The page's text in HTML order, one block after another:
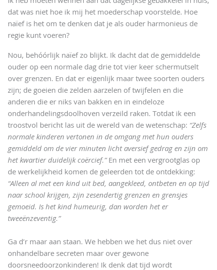
dat was niet hoe ik mij het moederschap voorstelde. Hoe
naïef is het om te denken dat je als ouder harmonieus de
regie kunt voeren?
Nou, behóórlijk naïef zo blijkt. Ik dacht dat de gemiddelde
ouder op een normale dag drie tot vier keer schermutselt
over grenzen. En dat er eigenlijk maar twee soorten ouders
zijn; de goeien die zelden aarzelen of twijfelen en die
anderen die er niks van bakken en in eindeloze
onderhandelingsdoolhoven verzeild raken. Totdat ik een
troostvol bericht las uit de wereld van de wetenschap: “Zelfs
normale kinderen vertonen in de omgang met hun ouders
gemiddeld om de vier minuten licht aversief gedrag en zijn om
het kwartier duidelijk coërcief.”En met een vergrootglas op
de werkelijkheid komen de geleerden tot de ontdekking:
“Alleen al met een kind uit bed, aangekleed, ontbeten en op tijd
naar school krijgen, zijn zesendertig grenzen en grensjes
gemoeid. Is het kind humeurig, dan worden het er
tweeënzeventig.”
Ga d’r maar aan staan. We hebben we het dus niet over
onhandelbare secreten maar over gewone
doorsneedoorzonkinderen! Ik denk dat tijd wordt